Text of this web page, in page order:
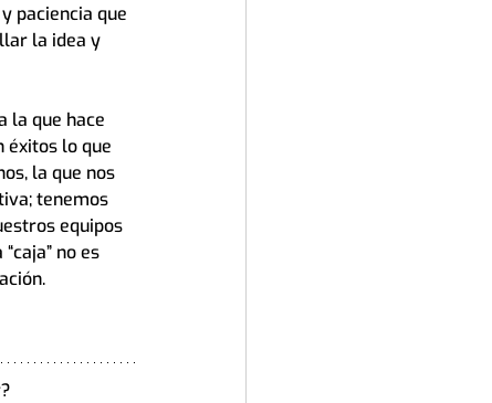
paciencia que
la idea y
la que hace
éxitos lo que
la que nos
tenemos
equipos
no es